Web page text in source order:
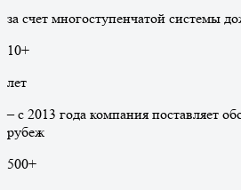
за счет многоступенчатой системы
10+
лет
– с 2013 года компания поставляет
рубеж
500+